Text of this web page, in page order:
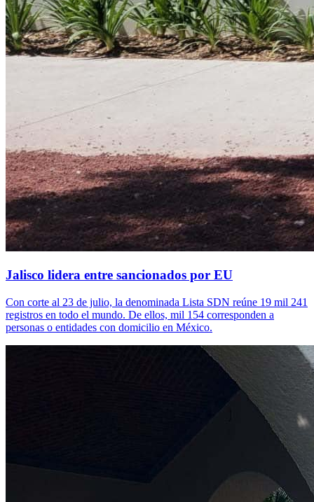
Jalisco lidera entre sancionados por EU
Con corte al 23 de julio, la denominada Lista SDN reúne 19 mil 241
registros en todo el mundo. De ellos, mil 154 corresponden a
personas o entidades con domicilio en México.